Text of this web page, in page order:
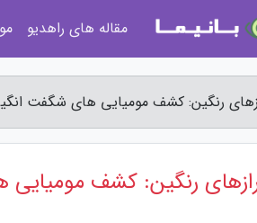
رنگین: کشف مومیایی های شگفت
رنگین: کشف
مقاله های راهدیو